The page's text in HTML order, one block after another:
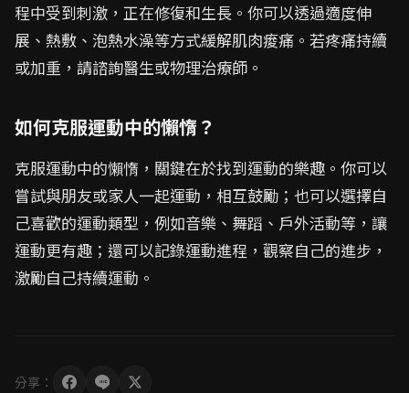
程中受到刺激，正在修復和生長。你可以透過適度伸
展、熱敷、泡熱水澡等方式緩解肌肉痠痛。若疼痛持續
或加重，請諮詢醫生或物理治療師。
如何克服運動中的懶惰？
克服運動中的懶惰，關鍵在於找到運動的樂趣。你可以
嘗試與朋友或家人一起運動，相互鼓勵；也可以選擇自
己喜歡的運動類型，例如音樂、舞蹈、戶外活動等，讓
運動更有趣；還可以記錄運動進程，觀察自己的進步，
激勵自己持續運動。
分享：